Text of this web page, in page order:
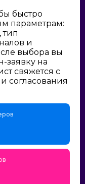
быстро
параметрам:
тип
и
выбора вы
заявку на
свяжется с
согласования